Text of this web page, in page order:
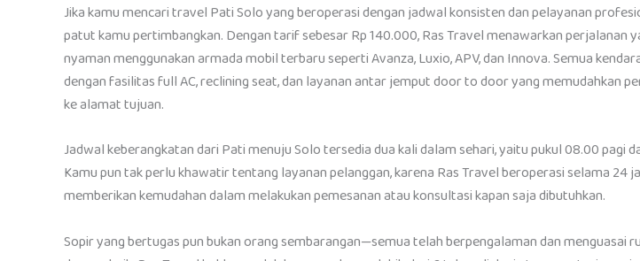
Jika kamu mencari travel Pati Solo yang beroperasi dengan jadwal konsisten dan pelayanan
patut kamu pertimbangkan. Dengan tarif sebesar Rp 140.000, Ras Travel menawarkan perjalanan
nyaman menggunakan armada mobil terbaru seperti Avanza, Luxio, APV, dan Innova. Semua
dengan fasilitas full AC, reclining seat, dan layanan antar jemput door to door yang memudahkan
ke alamat tujuan.
Jadwal keberangkatan dari Pati menuju Solo tersedia dua kali dalam sehari, yaitu pukul 08.00 pagi
Kamu pun tak perlu khawatir tentang layanan pelanggan, karena Ras Travel beroperasi selama 24
memberikan kemudahan dalam melakukan pemesanan atau konsultasi kapan saja dibutuhkan.
Sopir yang bertugas pun bukan orang sembarangan—semua telah berpengalaman dan menguasai